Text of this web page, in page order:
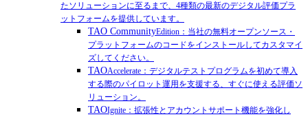
たソリューションに至るまで、4種類の最新のデジタル評価プラ
ットフォームを提供しています。
TAO CommunityEdition：当社の無料オープンソース・
プラットフォームのコードをインストールしてカスタマイ
ズしてください。
TAOAccelerate：デジタルテストプログラムを初めて導入
する際のパイロット運用を支援する、すぐに使える評価ソ
リューション。
TAOIgnite：拡張性とアカウントサポート機能を強化し